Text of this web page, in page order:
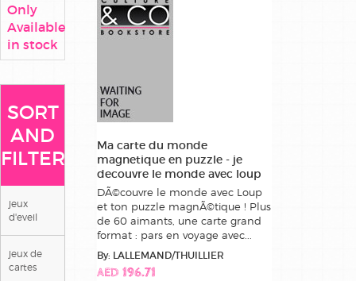
Only
Available
in stock
SORT
AND
FILTER
jeux
d'eveil
jeux de
cartes
Ma carte du monde
magnetique en puzzle - je
decouvre le monde avec loup
DÃ©couvre le monde avec Loup
et ton puzzle magnÃ©tique ! Plus
de 60 aimants, une carte grand
format : pars en voyage avec...
By: LALLEMAND/THUILLIER
AED 196.71